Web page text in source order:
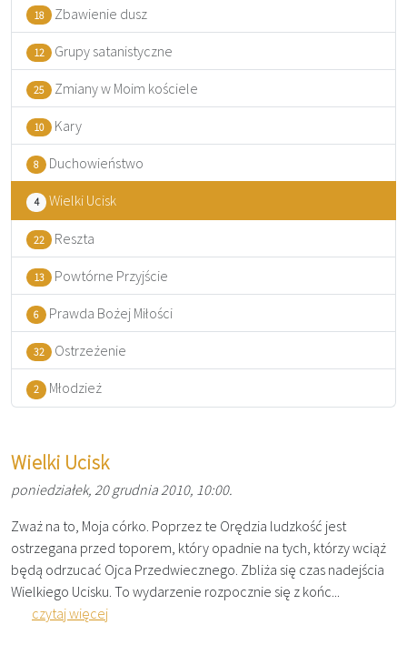
18 Zbawienie dusz
12 Grupy satanistyczne
25 Zmiany w Moim kościele
10 Kary
8 Duchowieństwo
4 Wielki Ucisk
22 Reszta
13 Powtórne Przyjście
6 Prawda Bożej Miłości
32 Ostrzeżenie
2 Młodzież
Wielki Ucisk
poniedziałek, 20 grudnia 2010, 10:00.
Zważ na to, Moja córko. Poprzez te Orędzia ludzkość jest
ostrzegana przed toporem, który opadnie na tych, którzy wciąż
będą odrzucać Ojca Przedwiecznego. Zbliża się czas nadejścia
Wielkiego Ucisku. To wydarzenie rozpocznie się z końc...
czytaj więcej